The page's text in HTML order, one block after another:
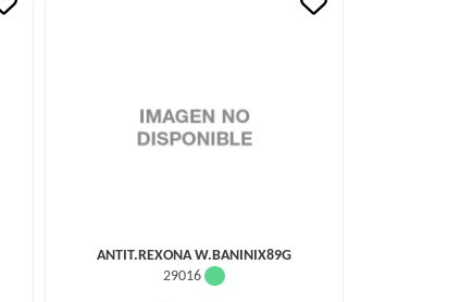
ANTIT.REXONA W.BANINIX89G
29016